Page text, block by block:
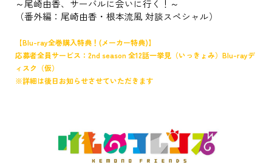
～尾崎由香、サーバルに会いに行く！～
（番外編：尾崎由香・根本流風 対談スペシャル）
【Blu-ray全巻購入特典！(メーカー特典)】
応募者全員サービス：2nd season 全12話一挙見（いっきょみ）Blu-rayデ
ィスク（仮）
※詳細は後日お知らせさせていただきます